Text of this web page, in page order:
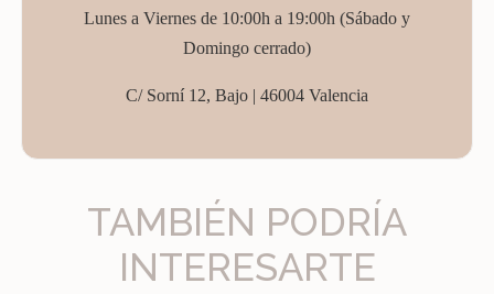
Lunes a Viernes de 10:00h a 19:00h (Sábado y
Domingo cerrado)
C/ Sorní 12, Bajo | 46004 Valencia
TAMBIÉN PODRÍA
INTERESARTE